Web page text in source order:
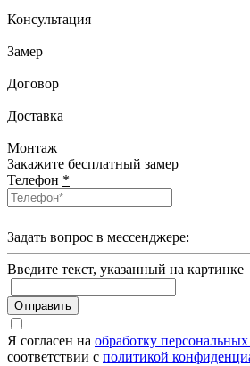
Консультация
Замер
Договор
Доставка
Монтаж
Закажите бесплатный замер
Телефон *
Задать вопрос в мессенджере:
Введите текcт, указанный на картинке
Отправить
Я согласен на обработку
соответствии с политикой